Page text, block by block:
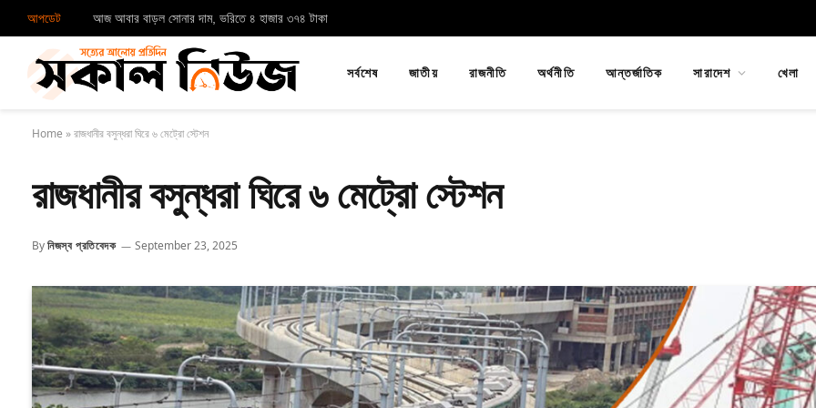
আপডেট আজ আবার বাড়ল সোনার দাম, ভরিতে ৪ হাজার ৩৭৪ টাকা
সর্বশেষ জাতীয় রাজনীতি অর্থনীতি আন্তর্জাতিক সারাদেশ খেলা
Home »রাজধানীর বসুন্ধরা ঘিরে ৬ মেট্রো স্টেশন
রাজধানীর বসুন্ধরা ঘিরে ৬ মেট্রো স্টেশন
Byনিজস্ব প্রতিবেদক September 23, 2025